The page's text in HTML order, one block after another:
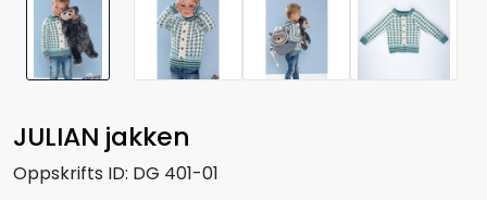
JULIAN jakken
Oppskrifts ID: DG 401-01